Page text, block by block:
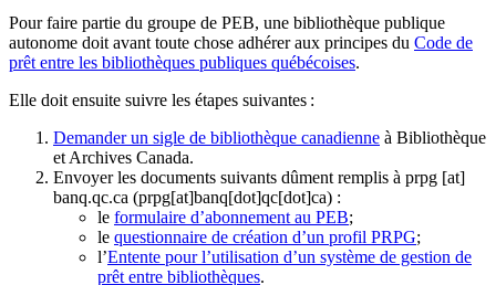
Pour faire partie du groupe de PEB, une bibliothèque publique
autonome doit avant toute chose adhérer aux principes du Code de
prêt entre les bibliothèques publiques québécoises.
Elle doit ensuite suivre les étapes suivantes :
Demander un sigle de bibliothèque canadienne à Bibliothèque
et Archives Canada.
Envoyer les documents suivants dûment remplis à prpg [at]
banq.qc.ca (prpg[at]banq[dot]qc[dot]ca) :
le formulaire d’abonnement au PEB;
le questionnaire de création d’un profil PRPG;
l’Entente pour l’utilisation d’un système de gestion de
prêt entre bibliothèques.